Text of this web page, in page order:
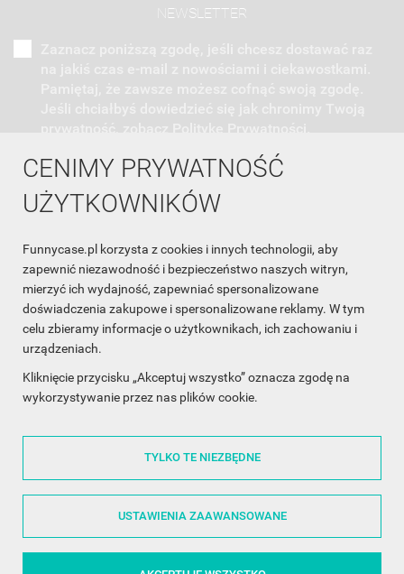
CENIMY PRYWATNOŚĆ
UŻYTKOWNIKÓW
Funnycase.pl korzysta z cookies i innych technologii, aby
zapewnić niezawodność i bezpieczeństwo naszych witryn,
mierzyć ich wydajność, zapewniać spersonalizowane
doświadczenia zakupowe i spersonalizowane reklamy. W tym
celu zbieramy informacje o użytkownikach, ich zachowaniu i
urządzeniach.
Kliknięcie przycisku „Akceptuj wszystko” oznacza zgodę na
wykorzystywanie przez nas plików cookie.
TYLKO TE NIEZBĘDNE
USTAWIENIA ZAAWANSOWANE
NEWSLETTER
INFORMACJA O SKLEPIE
INFORMACJE
OBSŁUGA KLIENTA
WSPÓŁPRACA
ŚLEDŹ NAS NA FACEBOOKU
Made with❤in Poland